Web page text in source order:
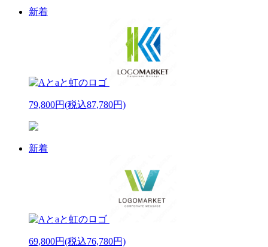
新着
79,800円(税込87,780円)
新着
69,800円(税込76,780円)